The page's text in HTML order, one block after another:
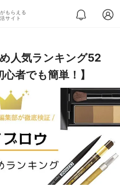
もらえる
サイト
人気ランキング52
者でも簡単！】